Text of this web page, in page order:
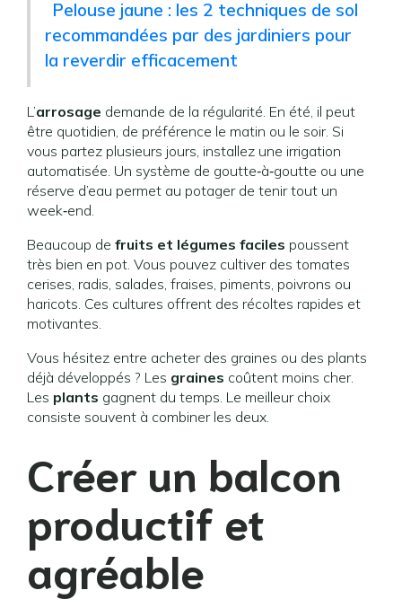
Pelouse jaune : les 2 techniques de sol
recommandées par des jardiniers pour
la reverdir efficacement
L’arrosage demande de la régularité. En été, il peut
être quotidien, de préférence le matin ou le soir. Si
vous partez plusieurs jours, installez une irrigation
automatisée. Un système de goutte‑à‑goutte ou une
réserve d’eau permet au potager de tenir tout un
week‑end.
Beaucoup de fruits et légumes faciles poussent
très bien en pot. Vous pouvez cultiver des tomates
cerises, radis, salades, fraises, piments, poivrons ou
haricots. Ces cultures offrent des récoltes rapides et
motivantes.
Vous hésitez entre acheter des graines ou des plants
déjà développés ? Les graines coûtent moins cher.
Les plants gagnent du temps. Le meilleur choix
consiste souvent à combiner les deux.
Créer un balcon
productif et
agréable